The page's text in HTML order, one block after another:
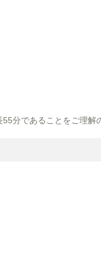
分であることをご理解